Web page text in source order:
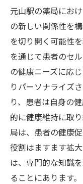
ティ作り
元山駅の薬局にお
の新しい関係性を
を切り開く可能性
を通じて患者のセ
の健康ニーズに応
りパーソナライズ
り、患者は自身の
的に健康維持に取
局は、患者の健康
役割はますます拡
は、専門的な知識
ることにあります。